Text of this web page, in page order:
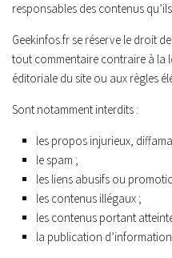
responsables des contenus
Geekinfos.fr se réserve le droit
tout commentaire contraire à la
éditoriale du site ou aux règles
Sont notamment interdits :
les propos injurieux,
le spam ;
les liens abusifs ou
les contenus illégaux ;
les contenus portant
la publication